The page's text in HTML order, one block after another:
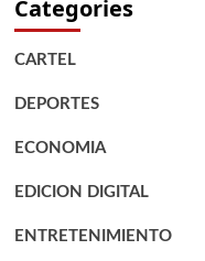
Categories
CARTEL
DEPORTES
ECONOMIA
EDICION DIGITAL
ENTRETENIMIENTO